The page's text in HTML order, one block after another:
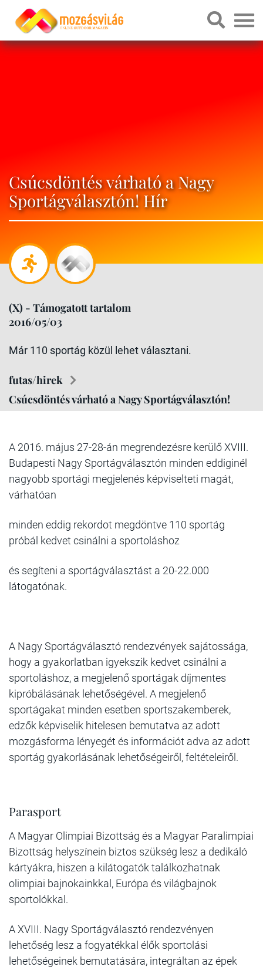
Csúcsdöntés várható a Nagy
Sportágválasztón! Hír
(X) - Támogatott tartalom
2016/05/03
Már 110 sportág közül lehet választani.
futas/hirek
Csúcsdöntés várható a Nagy Sportágválasztón!
A 2016. május 27-28-án megrendezésre kerülő XVIII.
Budapesti Nagy Sportágválasztón minden eddiginél
nagyobb sportági megjelenés képviselteti magát,
várhatóan
minden eddig rekordot megdöntve 110 sportág
próbál kedvet csinálni a sportoláshoz
és segíteni a sportágválasztást a 20-22.000
látogatónak.
A Nagy Sportágválasztó rendezvények sajátossága,
hogy a gyakorlatban igyekszik kedvet csinálni a
sportoláshoz, a megjelenő sportágak díjmentes
kipróbálásának lehetőségével. A megjelenő
sportágakat minden esetben sportszakemberek,
edzők képviselik hitelesen bemutatva az adott
mozgásforma lényegét és információt adva az adott
sportág gyakorlásának lehetőségeiről, feltételeiről.
Parasport
A Magyar Olimpiai Bizottság és a Magyar Paralimpiai
Bizottság helyszínein biztos szükség lesz a dedikáló
kártyákra, hiszen a kilátogatók találkozhatnak
olimpiai bajnokainkkal, Európa és világbajnok
sportolókkal.
A XVIII. Nagy Sportágválasztó rendezvényen
lehetőség lesz a fogyatékkal élők sportolási
lehetőségeinek bemutatására, integráltan az épek